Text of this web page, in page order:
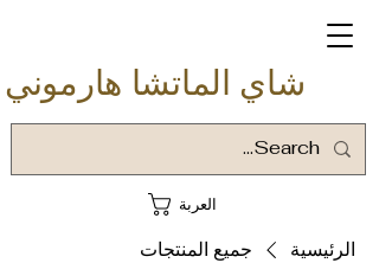
شاي الماتشا هارموني
العربة
الرئيسية جميع المنتجات